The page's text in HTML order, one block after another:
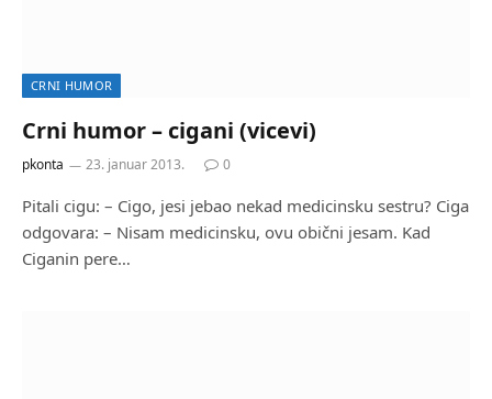
CRNI HUMOR
Crni humor – cigani (vicevi)
pkonta 23. januar 2013. 0
Pitali cigu: – Cigo, jesi jebao nekad medicinsku sestru? Ciga
odgovara: – Nisam medicinsku, ovu obični jesam. Kad
Ciganin pere…